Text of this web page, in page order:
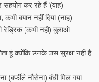
कर रहे हैं ‘(वाह)
बयान नहीं दिया (नाह)
रेड्रिक (कभी नहीं) बुलाओ
हूं क्योंकि उनके पास सुरक्षा नहीं है
(बर्फीले नौसेना) बंधी मिल गया